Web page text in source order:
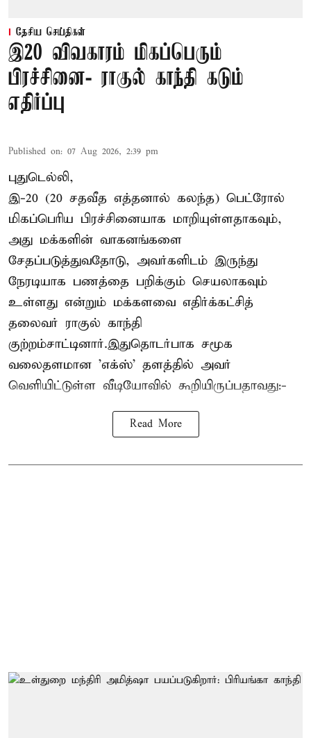
தேசிய செய்திகள்
இ20 விவகாரம் மிகப்பெரும்
பிரச்சினை- ராகுல் காந்தி கடும்
எதிர்ப்பு
Published on: 07 Aug 2026, 2:39 pm
புதுடெல்லி,
இ-20 (20 சதவீத எத்தனால் கலந்த) பெட்ரோல்
மிகப்பெரிய பிரச்சினையாக மாறியுள்ளதாகவும்,
அது மக்களின் வாகனங்களை
சேதப்படுத்துவதோடு, அவர்களிடம் இருந்து
நேரடியாக பணத்தை பறிக்கும் செயலாகவும்
உள்ளது என்றும் மக்களவை எதிர்க்கட்சித்
தலைவர் ராகுல் காந்தி
குற்றம்சாட்டினார்.இதுதொடர்பாக சமூக
வலைதளமான 'எக்ஸ்' தளத்தில் அவர்
வெளியிட்டுள்ள வீடியோவில் கூறியிருப்பதாவது:-
Read More